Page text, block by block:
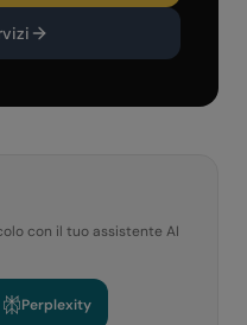
con il tuo assistente AI
Perplexity